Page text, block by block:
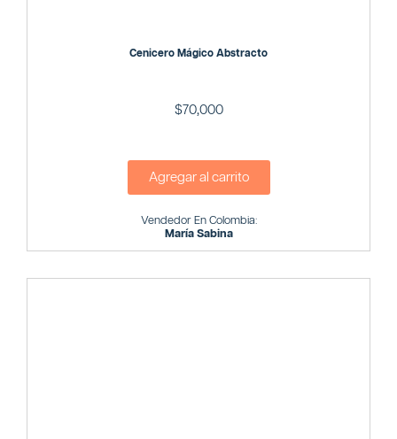
Cenicero Mágico Abstracto
$70,000
Agregar al carrito
Vendedor En Colombia:
María Sabina